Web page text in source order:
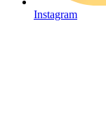
Instagram